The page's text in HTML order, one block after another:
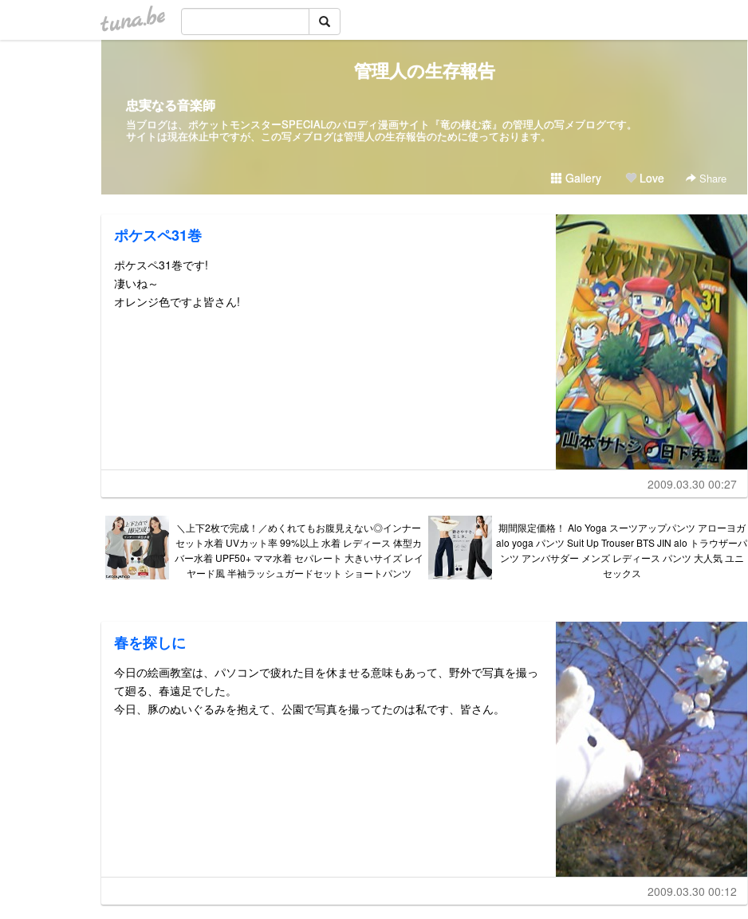
tuna.be
管理人の生存報告
忠実なる音楽師
当ブログは、ポケットモンスターSPECIALのパロディ漫画サイト『竜の棲む森』の管理人の写メブログです。
サイトは現在休止中ですが、この写メブログは管理人の生存報告のために使っております。
Gallery Love Share
ポケスペ31巻
ポケスペ31巻です!
凄いね～
オレンジ色ですよ皆さん!
2009.03.30 00:27
＼上下2枚で完成！／めくれてもお腹見えない◎インナー
セット水着 UVカット率 99%以上 水着 レディース 体型カ
バー水着 UPF50+ ママ水着 セパレート 大きいサイズ レイ
ヤード風 半袖ラッシュガードセット ショートパンツ
期間限定価格！ Alo Yoga スーツアップパンツ アローヨガ
alo yoga パンツ Suit Up Trouser BTS JIN alo トラウザーパ
ンツ アンバサダー メンズ レディース パンツ 大人気 ユニ
セックス
春を探しに
今日の絵画教室は、パソコンで疲れた目を休ませる意味もあって、野外で写真を撮っ
て廻る、春遠足でした。
今日、豚のぬいぐるみを抱えて、公園で写真を撮ってたのは私です、皆さん。
2009.03.30 00:12